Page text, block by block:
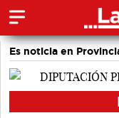
Es noticia en